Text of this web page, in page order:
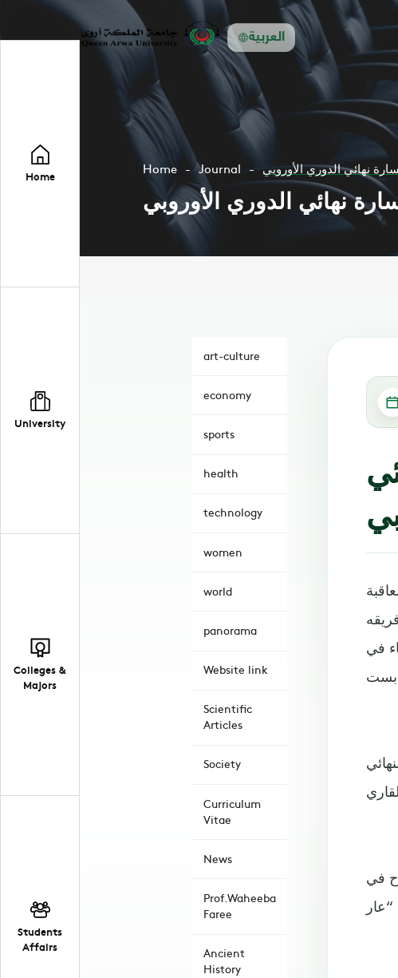
العربية
Home
University
Colleges &
Majors
Students
Affairs
Home Journal نهائي الدوري الأوروبي
نهائي الدوري الأوروبي
art-culture
economy
sports
health
technology
women
world
panorama
Website link
Scientific
Articles
Society
Curriculum
Vitae
News
Prof.Waheeba
Faree
Ancient
History
في
في